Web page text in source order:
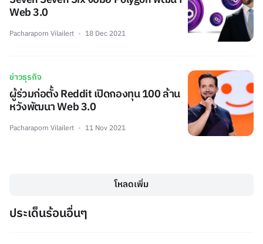
Web 3.0
Pacharaporn Vilailert 18 Dec 2021
ข่าวธุรกิจ
ผู้ร่วมก่อตั้ง Reddit เปิดกองทุน 100 ล้าน
หวังพัฒนา Web 3.0
Pacharaporn Vilailert 11 Nov 2021
โหลดเพิ่ม
ประเด็นร้อนอื่นๆ